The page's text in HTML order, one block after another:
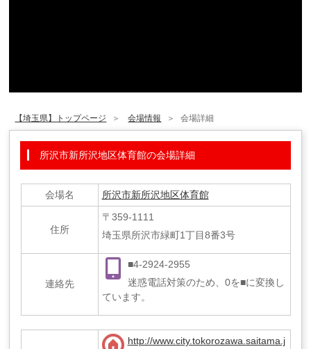
【埼玉県】トップページ 会場情報 会場詳細
所沢市新所沢地区体育館の会場詳細
会場名 所沢市新所沢地区体育館
住所
〒359-1111
埼玉県所沢市緑町1丁目8番3号
連絡先
■4-2924-2955
迷惑電話対策のため、0を■に変換し
ています。
http://www.city.tokorozawa.saitama.j